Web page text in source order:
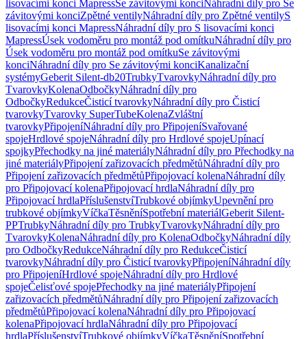
lisovacími konci MapressSe závitovými konciNáhradní díly pro Se
závitovými konciZpětné ventilyNáhradní díly pro Zpětné ventilyS
lisovacími konci MapressNáhradní díly pro S lisovacími konci
MapressÚsek vodoměru pro montáž pod omítkuNáhradní díly pro
Úsek vodoměru pro montáž pod omítkuSe závitovými
konciNáhradní díly pro Se závitovými konciKanalizační
systémyGeberit Silent-db20TrubkyTvarovkyNáhradní díly pro
TvarovkyKolenaOdbočkyNáhradní díly pro
OdbočkyRedukceČisticí tvarovkyNáhradní díly pro Čisticí
tvarovkyTvarovky SuperTubeKolenaZvláštní
tvarovkyPřipojeníNáhradní díly pro PřipojeníSvařované
spojeHrdlové spojeNáhradní díly pro Hrdlové spojeUpínací
spojkyPřechodky na jiné materiályNáhradní díly pro Přechodky na
jiné materiályPřipojení zařizovacích předmětůNáhradní díly pro
Připojení zařizovacích předmětůPřipojovací kolenaNáhradní díly
pro Připojovací kolenaPřipojovací hrdlaNáhradní díly pro
Připojovací hrdlaPříslušenstvíTrubkové objímkyUpevnění pro
trubkové objímkyVíčkaTěsněníSpotřební materiálGeberit Silent-
PPTrubkyNáhradní díly pro TrubkyTvarovkyNáhradní díly pro
TvarovkyKolenaNáhradní díly pro KolenaOdbočkyNáhradní díly
pro OdbočkyRedukceNáhradní díly pro RedukceČisticí
tvarovkyNáhradní díly pro Čisticí tvarovkyPřipojeníNáhradní díly
pro PřipojeníHrdlové spojeNáhradní díly pro Hrdlové
spojeČelisťové spojePřechodky na jiné materiályPřipojení
zařizovacích předmětůNáhradní díly pro Připojení zařizovacích
předmětůPřipojovací kolenaNáhradní díly pro Připojovací
kolenaPřipojovací hrdlaNáhradní díly pro Připojovací
hrdlaPříslušenstvíTrubkové objímkyVíčkaTěsněníSpotřební